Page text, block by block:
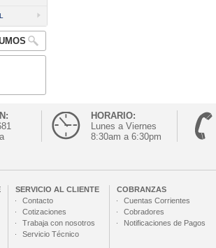
HORARIO:
Lunes a Viernes
8:30am a 6:30pm
SERVICIO AL CLIENTE
Contacto
Cotizaciones
Trabaja con nosotros
Servicio Técnico
COBRANZAS
Cuentas Corrientes
Cobradores
Notificaciones de Pagos